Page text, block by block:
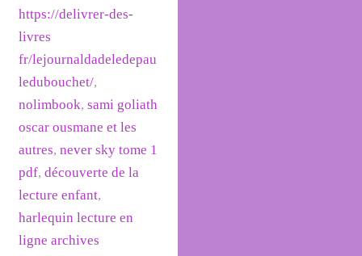
https://delivrer-des-
livres
fr/lejournaldadeledepau
ledubouchet/,
nolimbook,sami goliath
oscar ousmane et les
autres,never sky tome 1
pdf,découverte de la
lecture enfant,
harlequin lecture en
ligne archives